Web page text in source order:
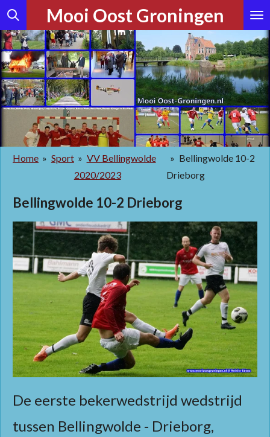
Ga
direct
naar
de
hoofdinhoud
Mooi Oost Groningen
Home » Sport » VV Bellingwolde
2020/2023
» Bellingwolde 10-2
Drieborg
Bellingwolde 10-2 Drieborg
De eerste bekerwedstrijd wedstrijd
tussen Bellingwolde - Drieborg,